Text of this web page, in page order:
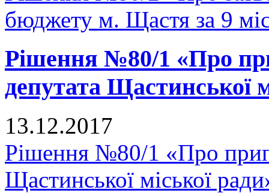
бюджету м. Щастя за 9
Рішення №80/1 «Про
депутата Щастинської
13.12.2017
Рішення №80/1 «Про
Щастинської міської